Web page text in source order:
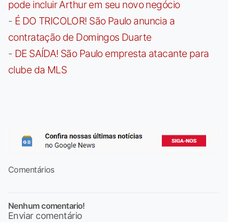
pode incluir Arthur em seu novo negócio
- É DO TRICOLOR! São Paulo anuncia a
contratação de Domingos Duarte
- DE SAÍDA! São Paulo empresta atacante para
clube da MLS
Comentários
Nenhum comentario!
Enviar comentário